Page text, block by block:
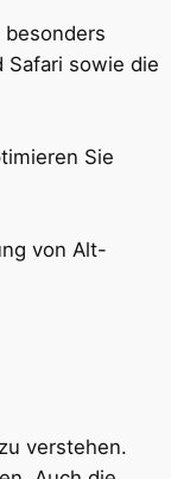
Safari sowie die
Sie
von Alt-
verstehen.